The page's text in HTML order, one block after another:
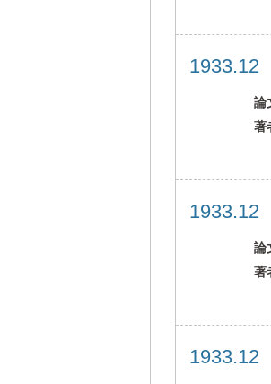
論
著
論
著